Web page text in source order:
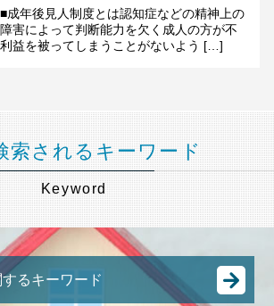
■成年後見人制度とは認知症などの精神上の
障害によって判断能力を欠く成人の方が不
利益を被ってしまうことがないよう […]
索されるキーワード
Keyword
るキーワード